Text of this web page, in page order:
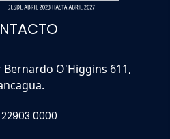
O'Higgins 611,
0000